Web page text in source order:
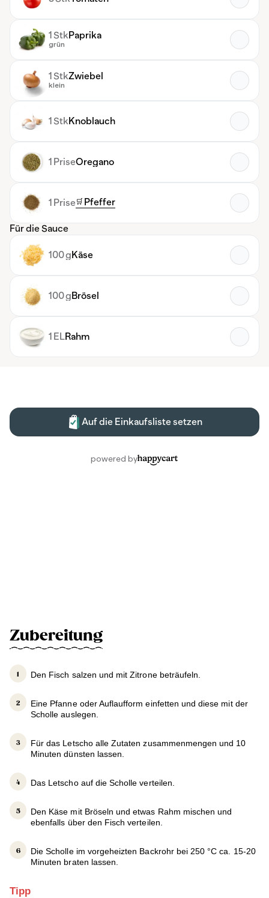
Zubereitung
Den Fisch salzen und mit Zitrone beträufeln.
Eine Pfanne oder Auflaufform einfetten und diese mit der
Scholle auslegen.
Für das Letscho alle Zutaten zusammenmengen und 10
Minuten dünsten lassen.
Das Letscho auf die Scholle verteilen.
Den Käse mit Bröseln und etwas Rahm mischen und
ebenfalls über den Fisch verteilen.
Die Scholle im vorgeheizten Backrohr bei 250 °C ca. 15-20
Minuten braten lassen.
Tipp